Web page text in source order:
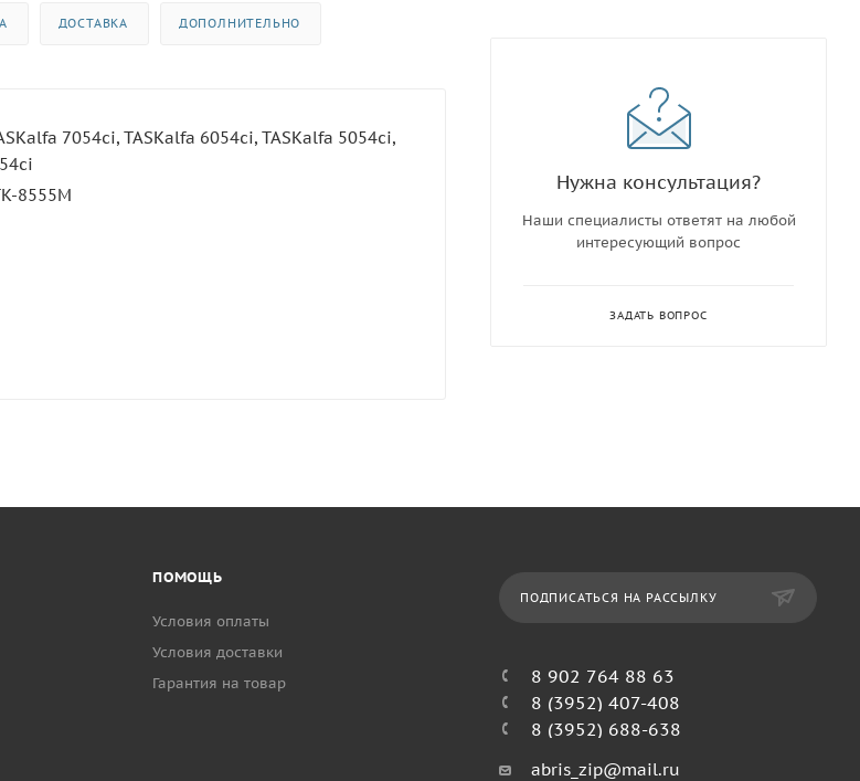
ДОСТАВКА ДОПОЛНИТЕЛЬНО
7054ci, TASKalfa 6054ci, TASKalfa 5054ci,
8555M
Нужна консультация?
Наши специалисты ответят на любой
интересующий вопрос
ЗАДАТЬ ВОПРОС
ПОМОЩЬ
Условия оплаты
Условия доставки
Гарантия на товар
ПОДПИСАТЬСЯ НА РАССЫЛКУ
8 902 764 88 63
8 (3952) 407-408
8 (3952) 688-638
abris_zip@mail.ru